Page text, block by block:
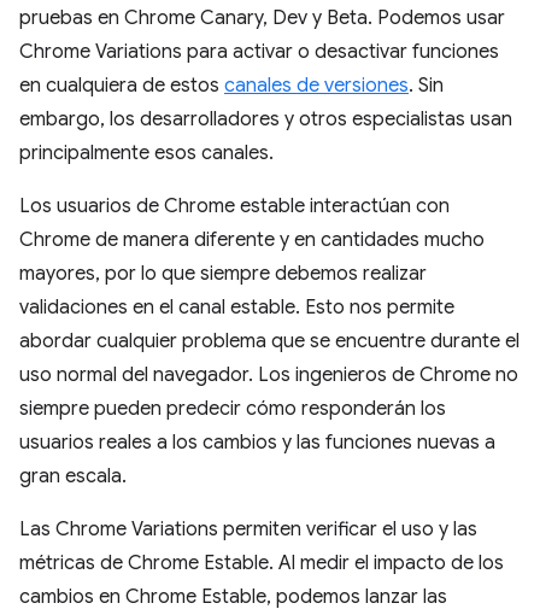
pruebas en Chrome Canary, Dev y Beta. Podemos usar
Chrome Variations para activar o desactivar funciones
en cualquiera de estos canales de versiones. Sin
embargo, los desarrolladores y otros especialistas usan
principalmente esos canales.
Los usuarios de Chrome estable interactúan con
Chrome de manera diferente y en cantidades mucho
mayores, por lo que siempre debemos realizar
validaciones en el canal estable. Esto nos permite
abordar cualquier problema que se encuentre durante el
uso normal del navegador. Los ingenieros de Chrome no
siempre pueden predecir cómo responderán los
usuarios reales a los cambios y las funciones nuevas a
gran escala.
Las Chrome Variations permiten verificar el uso y las
métricas de Chrome Estable. Al medir el impacto de los
cambios en Chrome Estable, podemos lanzar las